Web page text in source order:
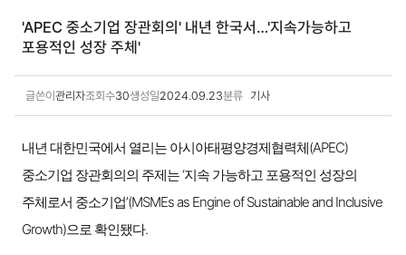
'APEC 중소기업 장관회의' 내년 한국서…'지속가능하고
포용적인 성장 주체'
글쓴이관리자조회수30생성일2024.09.23분류 기사
내년 대한민국에서 열리는 아시아태평양경제협력체(APEC)
중소기업 장관회의의 주제는 ‘지속 가능하고 포용적인 성장의
주체로서 중소기업’(MSMEs as Engine of Sustainable and Inclusive
Growth)으로 확인됐다.